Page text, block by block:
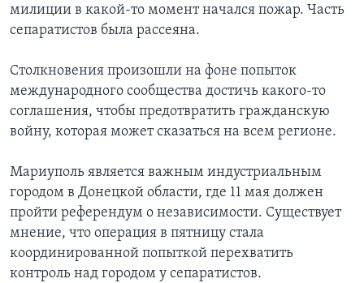
милиции в какой-то момент начался пожар. Часть
сепаратистов была рассеяна.
Столкновения произошли на фоне попыток
международного сообщества достичь какого-то
соглашения, чтобы предотвратить гражданскую
войну, которая может сказаться на всем регионе.
Мариуполь является важным индустриальным
городом в Донецкой области, где 11 мая должен
пройти референдум о независимости. Существует
мнение, что операция в пятницу стала
координированной попыткой перехватить
контроль над городом у сепаратистов.